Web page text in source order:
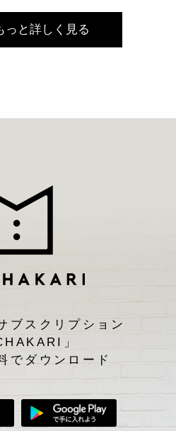
っと詳しく見る
ブスクリプション
」
でダウンロード
App Storeからダウンロード